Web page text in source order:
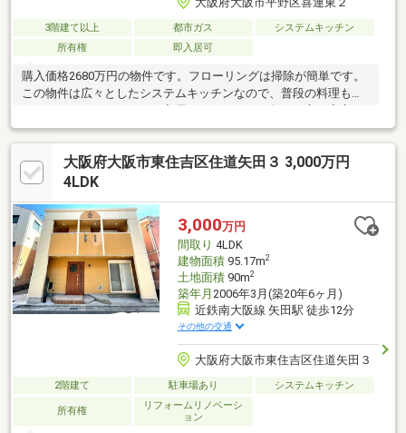
3階建て以上 都市ガス
システムキッチン
所有権
即入居可
購入価格2680万円の物件です。フローリングは掃除が簡単です。
この物件は広々としたシステムキッチンなので、普段の料理も楽
てお問い合わせください。雨天時でも濡れずに戸締りや傘の準備
ができる玄関ポーチが付いています。浴室に窓があれば空気の入
れ替えができて湿気も大丈夫です。設備や周辺環境が整っている
中古戸建てはいかがでしょうか。
大阪府大阪市東住吉区住道矢田３ 3,000万円
4LDK
3,000万円
間取り 4LDK
建物面積95.17m2
土地面積90m2
築年月 2006年3月(築20年6ヶ月)
近鉄南大阪線 矢田駅 徒歩12分
その他の交通
大阪府大阪市東住吉区住道矢田３
2階建て 駐車場あり システムキッチン
所有権
リフォームリノベーシ
ョン